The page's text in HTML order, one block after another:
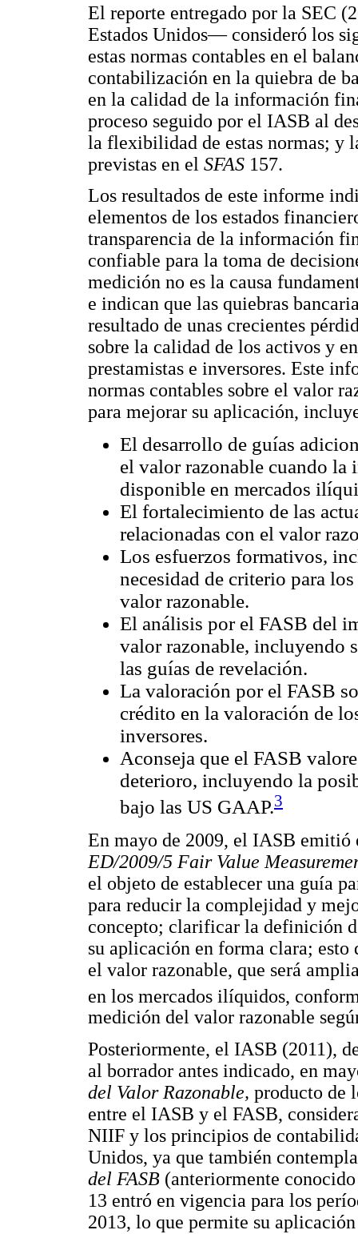
El reporte entregado por la SEC
Estados Unidos— consideró los
estas normas contables en el
contabilización en la quiebra de
en la calidad de la información
proceso seguido por el IASB al
la flexibilidad de estas normas; y
previstas en el SFAS 157.
Los resultados de este informe
elementos de los estados
transparencia de la información
confiable para la toma de
medición no es la causa
e indican que las quiebras
resultado de unas crecientes
sobre la calidad de los activos y
prestamistas e inversores. Este
normas contables sobre el valor
para mejorar su aplicación,
El desarrollo de guías
el valor razonable cuando la
disponible en mercados
El fortalecimiento de las
relacionadas con el valor
Los esfuerzos formativos,
necesidad de criterio para
valor razonable.
El análisis por el FASB del
valor razonable, incluyendo
las guías de revelación.
La valoración por el FASB
crédito en la valoración de
inversores.
Aconseja que el FASB
deterioro, incluyendo la
bajo las US GAAP.3
En mayo de 2009, el IASB
ED/2009/5 Fair Value
el objeto de establecer una guía
para reducir la complejidad y
concepto; clarificar la definición
su aplicación en forma clara;
el valor razonable, que será
en los mercados ilíquidos,
medición del valor razonable
Posteriormente, el IASB (2011),
al borrador antes indicado, en
del Valor Razonable, producto de
entre el IASB y el FASB,
NIIF y los principios de
Unidos, ya que también
del FASB (anteriormente
13 entró en vigencia para los
2013, lo que permite su